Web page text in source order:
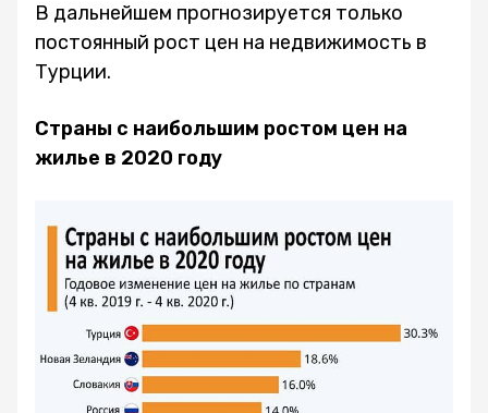
В дальнейшем прогнозируется только
постоянный рост цен на недвижимость в
Турции.
Страны с наибольшим ростом цен на
жилье в 2020 году